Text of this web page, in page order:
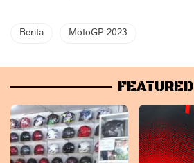
Berita MotoGP 2023
FEATURED